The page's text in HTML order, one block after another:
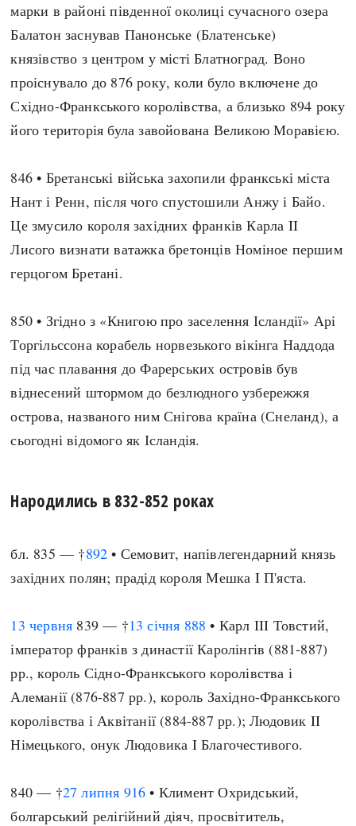
марки в районі південної околиці сучасного озера
Балатон заснував Панонське (Блатенське)
князівство з центром у місті Блатноград. Воно
проіснувало до 876 року, коли було включене до
Східно-Франкського королівства, а близько 894 року
його територія була завойована Великою Моравією.
846 • Бретанські війська захопили франкські міста
Нант і Ренн, після чого спустошили Анжу і Байо.
Це змусило короля західних франків Карла II
Лисого визнати ватажка бретонців Номіное першим
герцогом Бретані.
850 • Згідно з «Книгою про заселення Ісландії» Арі
Торгільссона корабель норвезького вікінга Наддода
під час плавання до Фарерських островів був
віднесений штормом до безлюдного узбережжя
острова, названого ним Снігова країна (Снеланд), а
сьогодні відомого як Ісландія.
Народились в 832-852 роках
бл. 835 — †892 • Семовит, напівлегендарний князь
західних полян; прадід короля Мешка I П'яста.
13 червня 839 — †13 січня 888 • Карл III Товстий,
імператор франків з династії Каролінгів (881-887)
рр., король Сідно-Франкського королівства і
Алеманії (876-887 рр.), король Західно-Франкського
королівства і Аквітанії (884-887 рр.); Людовик II
Німецького, онук Людовика I Благочестивого.
840 — †27 липня 916 • Климент Охридський,
болгарський релігійний діяч, просвітитель,